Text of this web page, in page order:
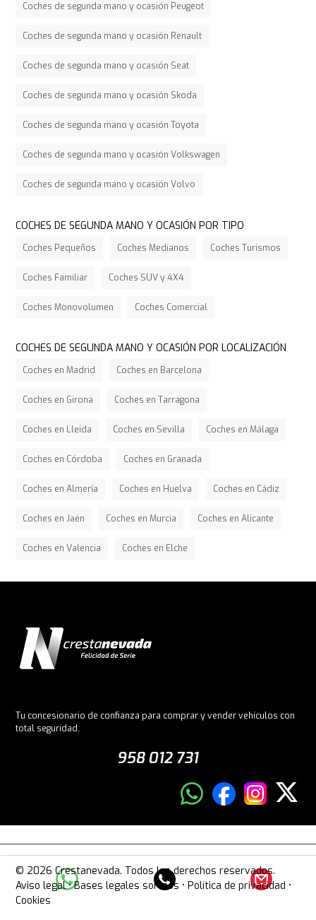
Coches de segunda mano y ocasión Peugeot
Coches de segunda mano y ocasión Renault
Coches de segunda mano y ocasión Seat
Coches de segunda mano y ocasión Skoda
Coches de segunda mano y ocasión Toyota
Coches de segunda mano y ocasión Volkswagen
Coches de segunda mano y ocasión Volvo
COCHES DE SEGUNDA MANO Y OCASIÓN POR TIPO
Coches Pequeños Coches Medianos Coches Turismos
Coches Familiar Coches SUV y 4X4
Coches Monovolumen Coches Comercial
COCHES DE SEGUNDA MANO Y OCASIÓN POR LOCALIZACIÓN
Coches en Madrid Coches en Barcelona
Coches en Girona Coches en Tarragona
Coches en Lleida Coches en Sevilla Coches en Málaga
Coches en Córdoba Coches en Granada
Coches en Almería Coches en Huelva Coches en Cádiz
Coches en Jaén Coches en Murcia Coches en Alicante
Coches en Valencia Coches en Elche
Tu concesionario de confianza para comprar y vender vehículos con
total seguridad.
958 012 731
© 2026 Crestanevada. Todos los derechos reservados.
Aviso legal•Bases legales sorteos •Política de privacidad •
Cookies